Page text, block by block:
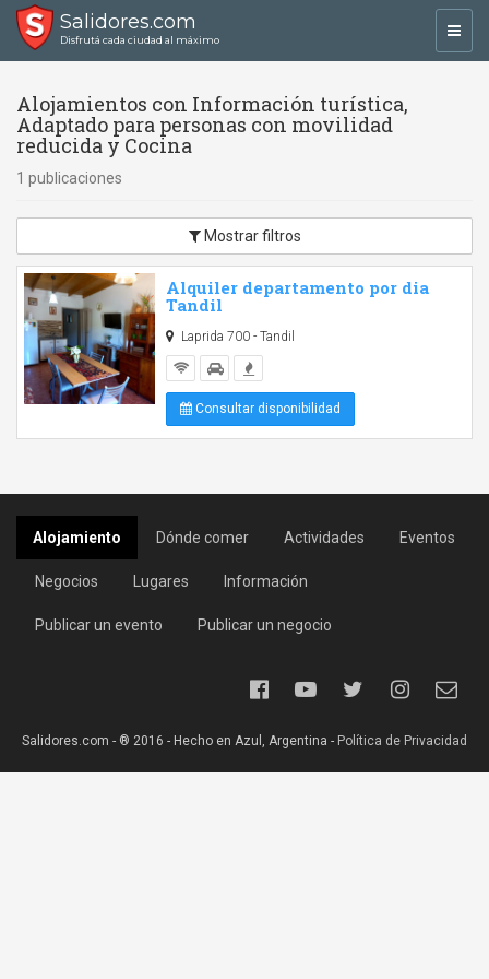
Salidores.com
Disfrutá cada ciudad al máximo
Alojamientos con Información turística,
Adaptado para personas con movilidad
reducida y Cocina
1 publicaciones
Mostrar filtros
Alquiler departamento por dia
Tandil
Laprida 700 - Tandil
Consultar disponibilidad
Alojamiento Dónde comer Actividades Eventos
Negocios Lugares Información
Publicar un evento Publicar un negocio
Salidores.com - ® 2016 - Hecho en Azul, Argentina - Política de Privacidad